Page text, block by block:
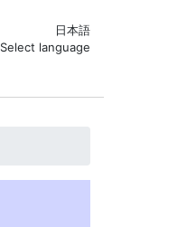
日本語
Select language